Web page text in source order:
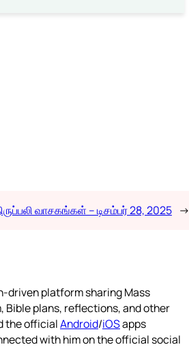
வாசகங்கள் – டிசம்பர் 28, 2025 →
driven platform sharing Mass
Bible plans, reflections, and other
the officialAndroid/iOSapps
with him on the official social